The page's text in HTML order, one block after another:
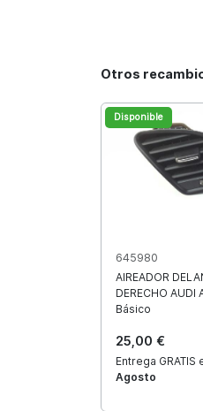
Otros
Disponible
645980
AIREADOR
DERECHO AUDI
Básico
25,00 €
Entrega GRATIS
Agosto